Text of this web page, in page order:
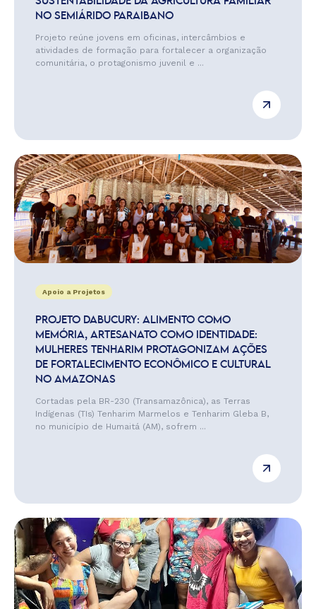
NO SEMIÁRIDO PARAIBANO
Projeto reúne jovens em oficinas, intercâmbios e
atividades de formação para fortalecer a organização
comunitária, o protagonismo juvenil e ...
Apoio a Projetos
PROJETO DABUCURY: ALIMENTO COMO
MEMÓRIA, ARTESANATO COMO IDENTIDADE:
MULHERES TENHARIM PROTAGONIZAM AÇÕES
DE FORTALECIMENTO ECONÔMICO E CULTURAL
NO AMAZONAS
Cortadas pela BR-230 (Transamazônica), as Terras
Indígenas (TIs) Tenharim Marmelos e Tenharim Gleba B,
no município de Humaitá (AM), sofrem ...